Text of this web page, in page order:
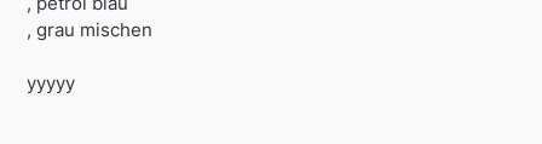
, grau mischen
yyyyy